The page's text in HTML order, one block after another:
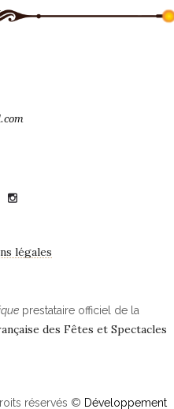
légales
prestataire officiel de la
des Fêtes et Spectacles
réservés © Développement